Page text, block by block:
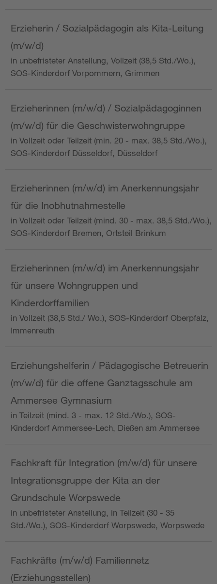
Erzieherin / Sozialpädagogin als Kita-Leitung
(m/w/d)
in unbefristeter Anstellung, Vollzeit (38,5 Std./Wo.),
SOS-Kinderdorf Vorpommern, Grimmen
Erzieherinnen (m/w/d) / Sozialpädagoginnen
(m/w/d) für die Geschwisterwohngruppe
in Vollzeit oder Teilzeit (min. 20 - max. 38,5 Std./Wo.),
SOS-Kinderdorf Düsseldorf, Düsseldorf
Erzieherinnen (m/w/d) im Anerkennungsjahr
für die Inobhutnahmestelle
in Vollzeit oder Teilzeit (mind. 30 - max. 38,5 Std./Wo.),
SOS-Kinderdorf Bremen, Ortsteil Brinkum
Erzieherinnen (m/w/d) im Anerkennungsjahr
für unsere Wohngruppen und
Kinderdorffamilien
in Vollzeit (38,5 Std./ Wo.), SOS-Kinderdorf Oberpfalz,
Immenreuth
Erziehungshelferin / Pädagogische Betreuerin
(m/w/d) für die offene Ganztagsschule am
Ammersee Gymnasium
in Teilzeit (mind. 3 - max. 12 Std./Wo.), SOS-
Kinderdorf Ammersee-Lech, Dießen am Ammersee
Fachkraft für Integration (m/w/d) für unsere
Integrationsgruppe der Kita an der
Grundschule Worpswede
in unbefristeter Anstellung, in Teilzeit (30 - 35
Std./Wo.), SOS-Kinderdorf Worpswede, Worpswede
Fachkräfte (m/w/d) Familiennetz
(Erziehungsstellen)